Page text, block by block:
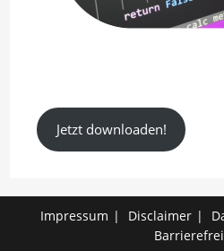
Jetzt downloaden!
Impressum Disclaimer